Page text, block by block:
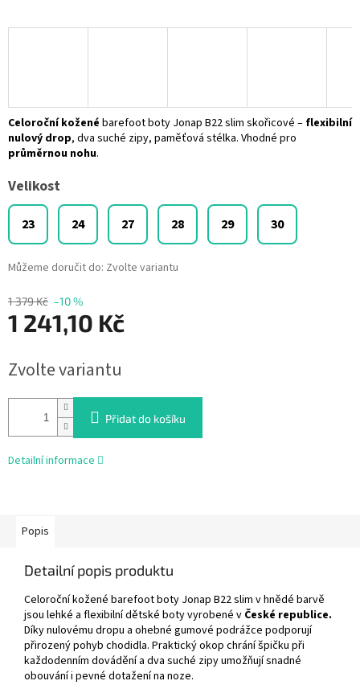
1 379 Kč –10 %
1 241,10 Kč
cena:
Zvolte variantu
Velikost
23 24 27 28 29 30
Můžeme doručit do: Zvolte variantu
Přidat do košíku
Celoroční kožené barefoot boty Jonap B22 slim skořicové – flexibilní
nulový drop, dva suché zipy, paměťová stélka. Vhodné pro
průměrnou nohu.
Detailní informace
Popis
Detailní popis produktu
Celoroční kožené barefoot boty Jonap B22 slim v hnědé barvě
jsou lehké a flexibilní dětské boty vyrobené v České republice.
Díky nulovému dropu a ohebné gumové podrážce podporují
přirozený pohyb chodidla. Praktický okop chrání špičku při
každodenním dovádění a dva suché zipy umožňují snadné
obouvání i pevné dotažení na noze.